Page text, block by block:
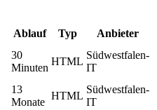
Ablauf Typ Anbieter
30
Minuten
HTML
Südwestfalen-
IT
13
Monate
HTML
Südwestfalen-
IT